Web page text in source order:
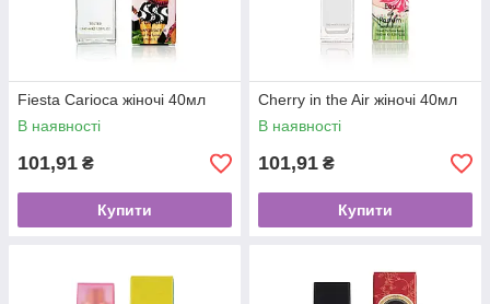
Fiesta Carioca жіночі 40мл
В наявності
101,91 ₴
Купити
Cherry in the Air жіночі 40мл
В наявності
101,91 ₴
Купити